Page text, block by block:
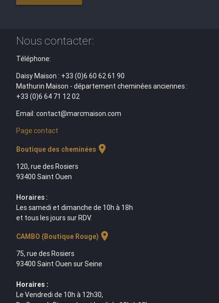
Nous contacter:
Téléphone:
Daisy Maison : +33 (0)6 60 62 61 90
Mathurin Maison - département cheminées anciennes :
+33 (0)6 64 71 12 02
Email: contact@marcmaison.com
Page contact
Boutique des cheminées location_on
120, rue des Rosiers
93400 Saint Ouen
Horaires :
Les samedi et dimanche de 10h à 18h
et tous les jours sur RDV.
CAMBO (Boutique Rouge) location_on
75, rue des Rosiers
93400 Saint Ouen sur Seine
Horaires :
Le Vendredi de 10h à 12h30,